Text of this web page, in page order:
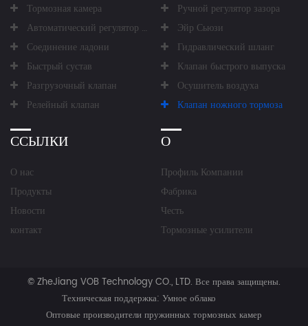
Тормозная камера
Ручной регулятор зазора
Автоматический регулятор зазора
Эйр Сьюзи
Соединение ладони
Гидравлический шланг
Быстрый сустав
Клапан быстрого выпуска
Разгрузочный клапан
Осушитель воздуха
Релейный клапан
Клапан ножного тормоза
ССЫЛКИ
О нас
Продукты
Новости
контакт
О
Профиль Компании
Фабрика
Честь
Тормозные усилители
©ZheJiang VOB Technology CO., LTD. Все права защищены.
Техническая поддержка: Умное облако
Оптовые производители пружинных тормозных камер